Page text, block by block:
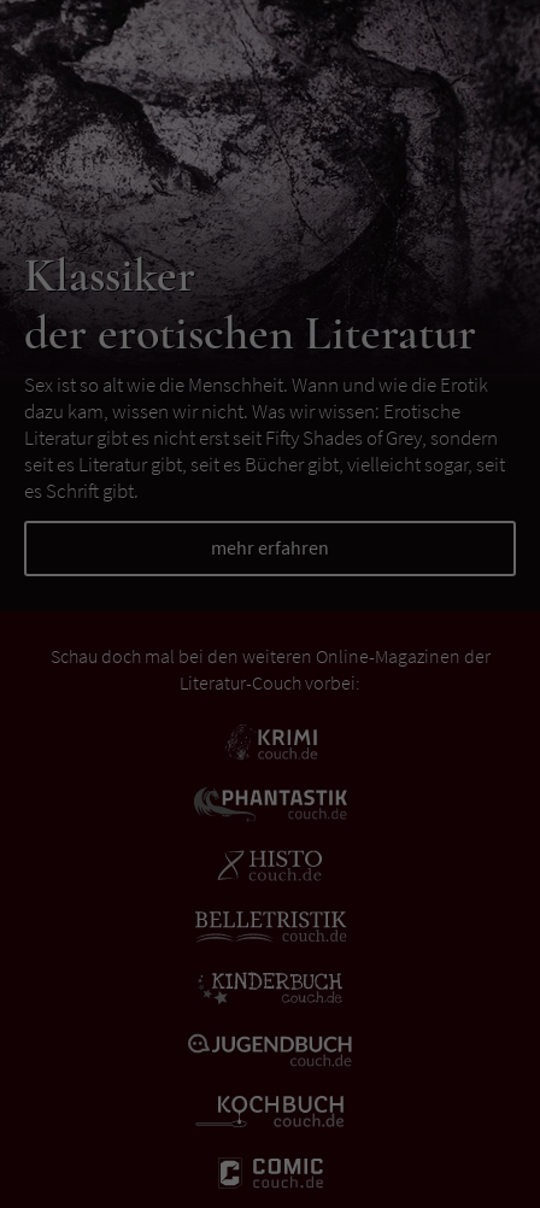
Klassiker
der erotischen Literatur
Sex ist so alt wie die Menschheit. Wann und wie die Erotik
dazu kam, wissen wir nicht. Was wir wissen: Erotische
Literatur gibt es nicht erst seit Fifty Shades of Grey, sondern
seit es Literatur gibt, seit es Bücher gibt, vielleicht sogar, seit
es Schrift gibt.
mehr erfahren
Schau doch mal bei den weiteren Online-Magazinen der
Literatur-Couch vorbei: